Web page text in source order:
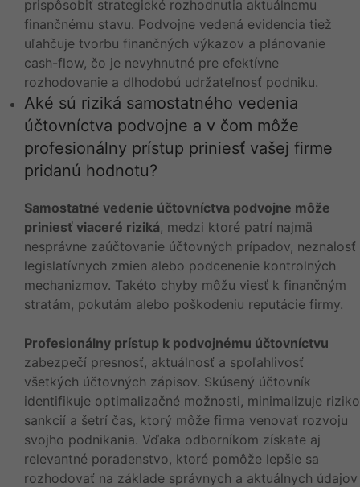
prispôsobiť strategické rozhodnutia aktuálnemu
finančnému stavu. Podvojne vedená evidencia tiež
uľahčuje tvorbu finančných výkazov a plánovanie
cash-flow, čo je nevyhnutné pre efektívne
rozhodovanie a dlhodobú udržateľnosť podniku.
Aké sú riziká samostatného vedenia
účtovníctva podvojne a v čom môže
profesionálny prístup priniesť vašej firme
pridanú hodnotu?
Samostatné vedenie účtovníctva podvojne môže
priniesť viaceré riziká, medzi ktoré patrí najmä
nesprávne zaúčtovanie účtovných prípadov, neznalosť
legislatívnych zmien alebo podcenenie kontrolných
mechanizmov. Takéto chyby môžu viesť k finančným
stratám, pokutám alebo poškodeniu reputácie firmy.
Profesionálny prístup k podvojnému účtovníctvu
zabezpečí presnosť, aktuálnosť a spoľahlivosť
všetkých účtovných zápisov. Skúsený účtovník
identifikuje optimalizačné možnosti, minimalizuje riziko
sankcií a šetrí čas, ktorý môže firma venovať rozvoju
svojho podnikania. Vďaka odborníkom získate aj
relevantné poradenstvo, ktoré pomôže lepšie sa
rozhodovať na základe správnych a aktuálnych údajov